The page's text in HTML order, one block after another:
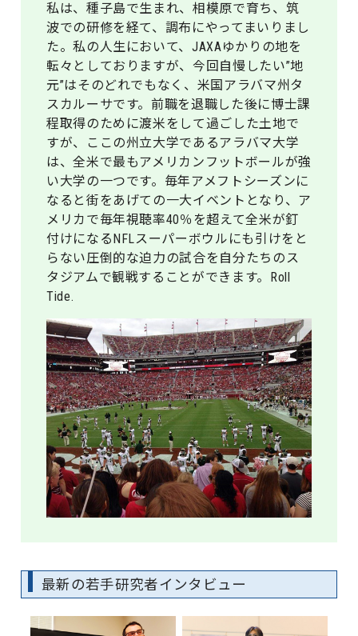
私は、種子島で生まれ、相模原で育ち、筑
波での研修を経て、調布にやってまいりまし
た。私の人生において、JAXAゆかりの地を
転々としておりますが、今回自慢したい”地
元”はそのどれでもなく、米国アラバマ州タ
スカルーサです。前職を退職した後に博士課
程取得のために渡米をして過ごした土地で
すが、ここの州立大学であるアラバマ大学
は、全米で最もアメリカンフットボールが強
い大学の一つです。毎年アメフトシーズンに
なると街をあげての一大イベントとなり、ア
メリカで毎年視聴率40％を超えて全米が釘
付けになるNFLスーパーボウルにも引けをと
らない圧倒的な迫力の試合を自分たちのス
タジアムで観戦することができます。Roll
Tide.
最新の若手研究者インタビュー